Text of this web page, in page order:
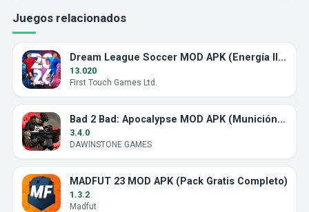
Juegos relacionados
Dream League Soccer MOD APK (Energía Ilimitada)
13.020
First Touch Games Ltd.
Bad 2 Bad: Apocalypse MOD APK (Munición Ilimitada)
3.4.0
DAWINSTONE GAMES
MADFUT 23 MOD APK (Pack Gratis Completo)
1.3.2
Madfut